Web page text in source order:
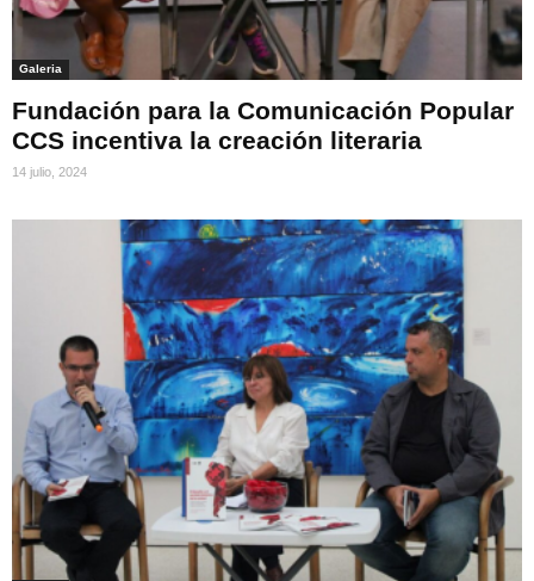
Galeria
Fundación para la Comunicación Popular
CCS incentiva la creación literaria
14 julio, 2024